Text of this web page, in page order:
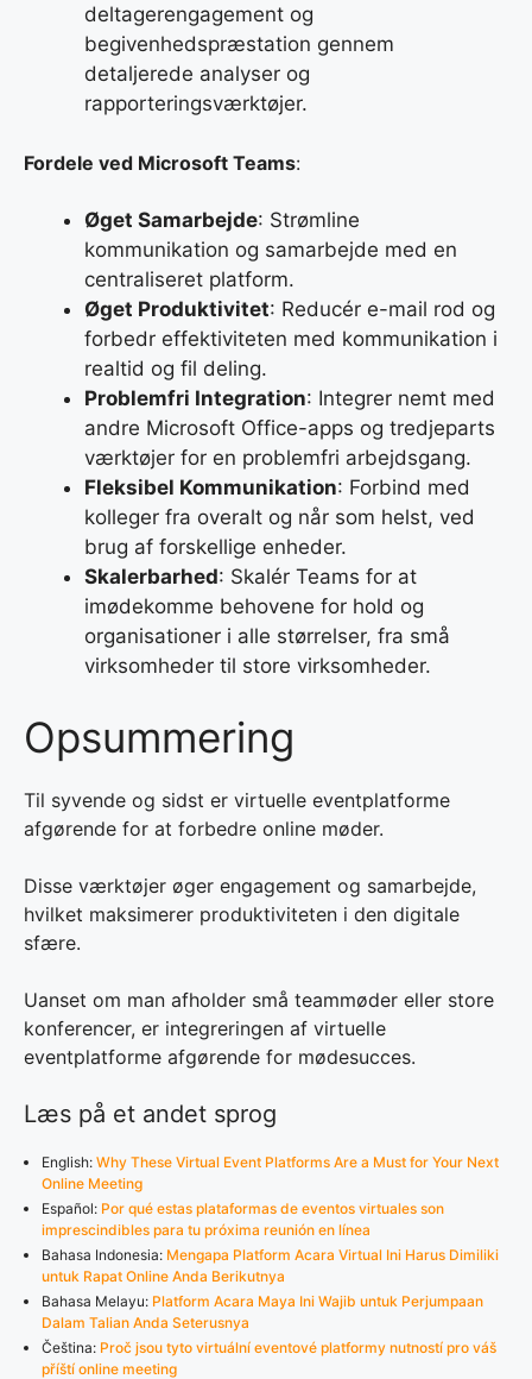
deltagerengagement og
begivenhedspræstation gennem
detaljerede analyser og
rapporteringsværktøjer.
Fordele ved Microsoft Teams:
Øget Samarbejde: Strømline
kommunikation og samarbejde med en
centraliseret platform.
Øget Produktivitet: Reducér e-mail rod og
forbedr effektiviteten med kommunikation i
realtid og fil deling.
Problemfri Integration: Integrer nemt med
andre Microsoft Office-apps og tredjeparts
værktøjer for en problemfri arbejdsgang.
Fleksibel Kommunikation: Forbind med
kolleger fra overalt og når som helst, ved
brug af forskellige enheder.
Skalerbarhed: Skalér Teams for at
imødekomme behovene for hold og
organisationer i alle størrelser, fra små
virksomheder til store virksomheder.
Opsummering
Til syvende og sidst er virtuelle eventplatforme
afgørende for at forbedre online møder.
Disse værktøjer øger engagement og samarbejde,
hvilket maksimerer produktiviteten i den digitale
sfære.
Uanset om man afholder små teammøder eller store
konferencer, er integreringen af virtuelle
eventplatforme afgørende for mødesucces.
Læs på et andet sprog
English: Why These Virtual Event Platforms Are a Must for Your Next
Online Meeting
Español: Por qué estas plataformas de eventos virtuales son
imprescindibles para tu próxima reunión en línea
Bahasa Indonesia: Mengapa Platform Acara Virtual Ini Harus Dimiliki
untuk Rapat Online Anda Berikutnya
Bahasa Melayu: Platform Acara Maya Ini Wajib untuk Perjumpaan
Dalam Talian Anda Seterusnya
Čeština: Proč jsou tyto virtuální eventové platformy nutností pro váš
příští online meeting